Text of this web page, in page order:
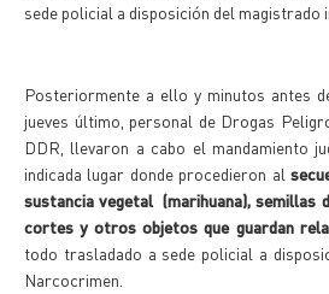
sede policial a disposición del magistrado
Posteriormente a ello y minutos antes
jueves último, personal de Drogas
DDR, llevaron a cabo el mandamiento
indicada lugar donde procedieron al
sustancia vegetal (marihuana), semillas
cortes y otros objetos que guardan
todo trasladado a sede policial a
Narcocrimen.